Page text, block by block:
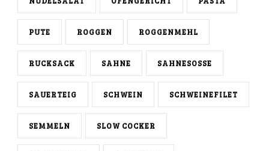
PUTE ROGGEN ROGGENMEHL
RUCKSACK SAHNE SAHNESOSSE
SAUERTEIG SCHWEIN SCHWEINEFILET
SEMMELN SLOW COCKER